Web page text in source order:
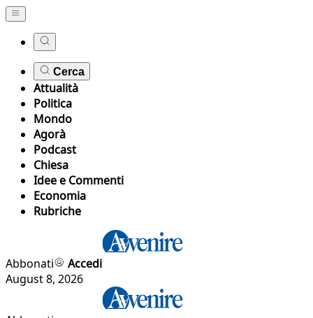
Cerca
Attualità
Politica
Mondo
Agorà
Podcast
Chiesa
Idee e Commenti
Economia
Rubriche
Abbonati
Accedi
August 8, 2026